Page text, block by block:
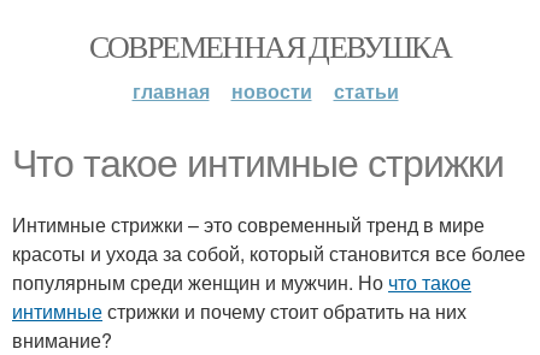
СОВРЕМЕННАЯ ДЕВУШКА
главная новости статьи
Что такое интимные стрижки
Интимные стрижки – это современный тренд в мире
красоты и ухода за собой, который становится все более
популярным среди женщин и мужчин. Но что такое
интимныестрижки и почему стоит обратить на них
внимание?